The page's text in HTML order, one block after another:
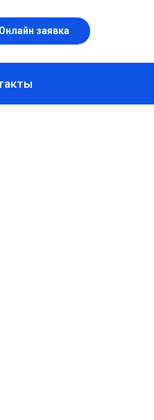
Онлайн заявка